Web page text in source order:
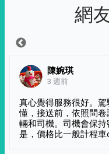
網
陳婉琪
3 週前
真心覺得服務很好。
懂，接送前，依照問
輛和司機。司機會保
是，價格比一般計程